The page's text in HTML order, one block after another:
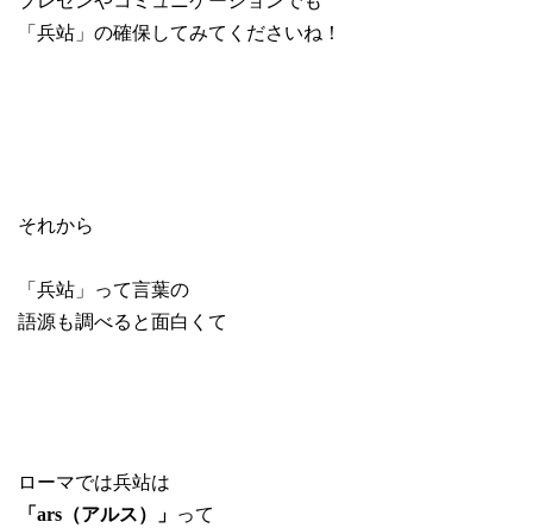
「兵站」の確保してみてくださいね！
それから
「兵站」って言葉の
語源も調べると面白くて
ローマでは兵站は
「ars（アルス）」 って